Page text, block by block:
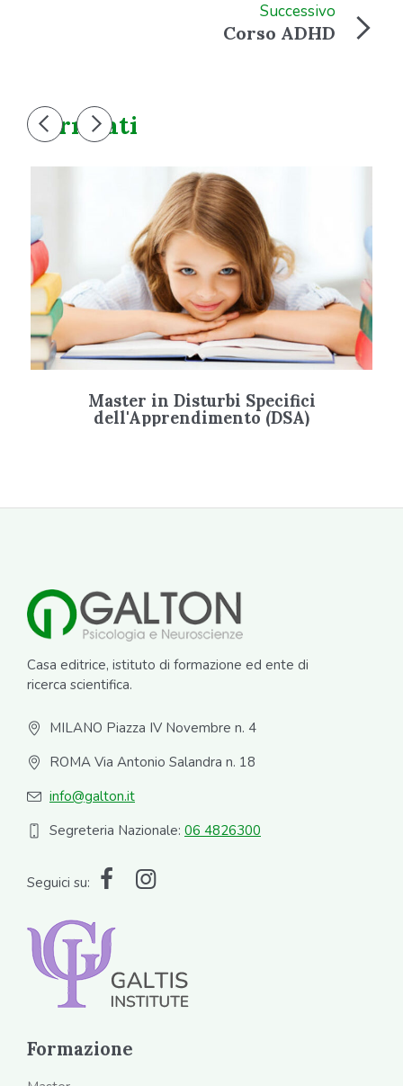
Successivo
Corso ADHD
Correlati
Master in Disturbi Specifici
dell'Apprendimento (DSA)
Casa editrice, istituto di formazione ed ente di
ricerca scientifica.
MILANO Piazza IV Novembre n. 4
ROMA Via Antonio Salandra n. 18
info@galton.it
Segreteria Nazionale: 06 4826300
Seguici su:
Formazione